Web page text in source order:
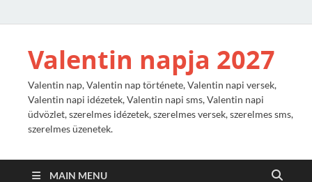
Valentin napja 2027
Valentin nap, Valentin nap története, Valentin napi versek,
Valentin napi idézetek, Valentin napi sms, Valentin napi
üdvözlet, szerelmes idézetek, szerelmes versek, szerelmes sms,
szerelmes üzenetek.
MAIN MENU